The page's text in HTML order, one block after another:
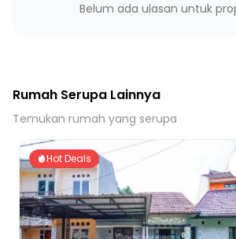
Belum ada ulasan untuk
Rumah Serupa Lainnya
Temukan rumah yang serupa
Hot Deals